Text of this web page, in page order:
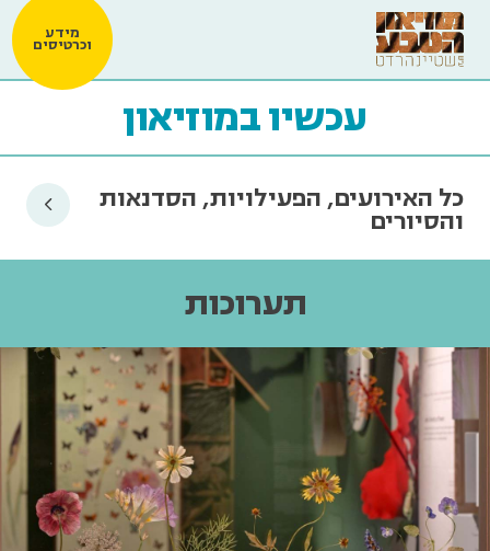
מידע
וכרטיסים
עכשיו במוזיאון
כל האירועים, הפעילויות, הסדנאות
והסיורים
תערוכות